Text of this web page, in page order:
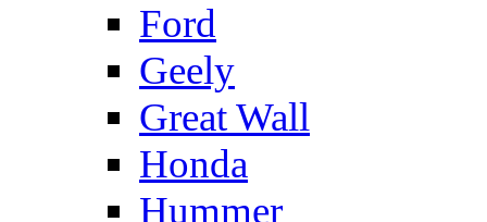
Ford
Geely
Great Wall
Honda
Hummer